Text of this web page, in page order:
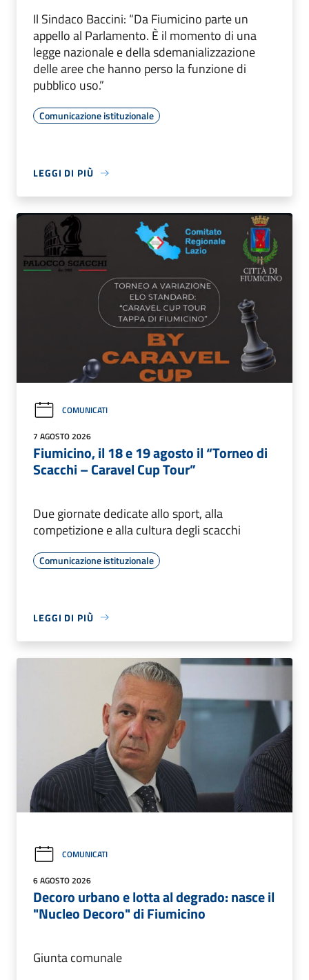
Il Sindaco Baccini: “Da Fiumicino parte un
appello al Parlamento. È il momento di una
legge nazionale e della sdemanializzazione
delle aree che hanno perso la funzione di
pubblico uso.”
Comunicazione istituzionale
LEGGI DI PIÙ
COMUNICATI
7 AGOSTO 2026
Fiumicino, il 18 e 19 agosto il “Torneo di
Scacchi – Caravel Cup Tour”
Due giornate dedicate allo sport, alla
competizione e alla cultura degli scacchi
Comunicazione istituzionale
LEGGI DI PIÙ
COMUNICATI
6 AGOSTO 2026
Decoro urbano e lotta al degrado: nasce il
"Nucleo Decoro" di Fiumicino
Giunta comunale